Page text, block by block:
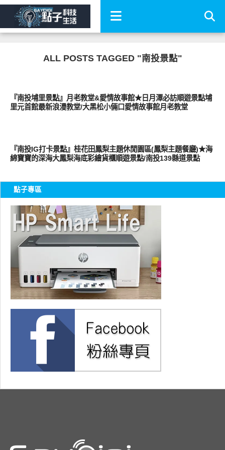
ALL POSTS TAGGED "南投景點"
『南投埔里景點』月老教堂&愛情故事館★日月潭必訪順遊景點埔
里元首館最新浪漫教堂/大黑松小倆口愛情故事館月老教堂
『南投IG打卡景點』桂花田鳳梨主題休閒園區(鳳梨主題餐廳)★海
綿寶寶的深海大鳳梨海底彩繪貨櫃順遊景點/南投139縣道景點
點子專區